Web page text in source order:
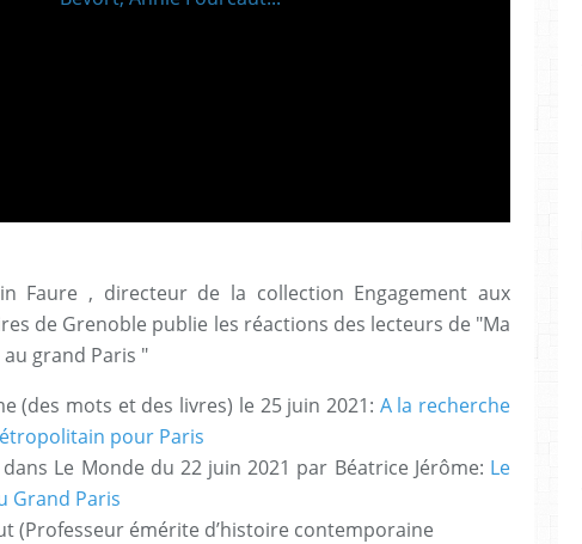
Faure , directeur de la collection Engagement aux
de Grenoble publie les réactions des lecteurs de "Ma
grand Paris "
(des mots et des livres) le 25 juin 2021: A la recherche
pour Paris
Le Monde du 22 juin 2021 par Béatrice Jérôme: Le
Grand Paris
(Professeur émérite d’histoire contemporaine